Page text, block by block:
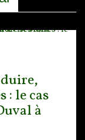
: le cas
à